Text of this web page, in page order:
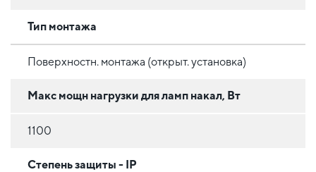
Тип монтажа
Поверхностн. монтажа (открыт. установка)
Макс мощн нагрузки для ламп накал, Вт
1100
Степень защиты - IP